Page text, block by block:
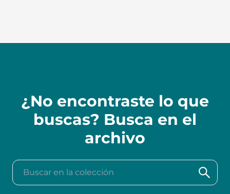
¿No encontraste lo que
buscas? Busca en el
archivo
Buscar en la colección